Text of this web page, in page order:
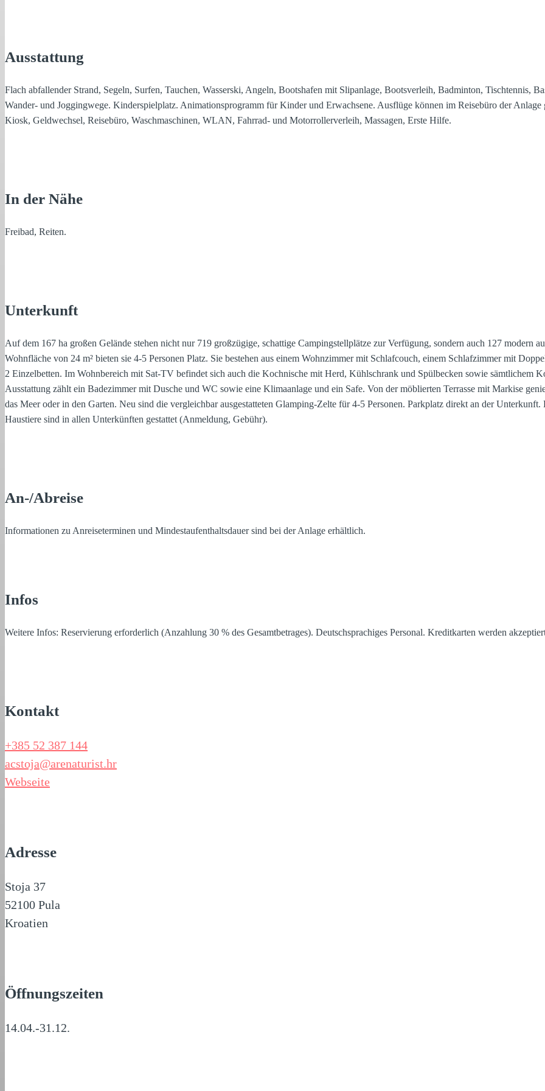
Ausstattung
Flach abfallender Strand, Segeln, Surfen, Tauchen, Wasserski, Angeln, Bootshafen mit Slipanlage, Bootsverleih, Badminton, Tischtennis,
Wander- und Joggingwege. Kinderspielplatz. Animationsprogramm für Kinder und Erwachsene. Ausflüge können im Reisebüro der
Kiosk, Geldwechsel, Reisebüro, Waschmaschinen, WLAN, Fahrrad- und Motorrollerverleih, Massagen, Erste Hilfe.
In der Nähe
Freibad, Reiten.
Unterkunft
Auf dem 167 ha großen Gelände stehen nicht nur 719 großzügige, schattige Campingstellplätze zur Verfügung, sondern auch 127 modern
Wohnfläche von 24 m² bieten sie 4-5 Personen Platz. Sie bestehen aus einem Wohnzimmer mit Schlafcouch, einem Schlafzimmer mit
2 Einzelbetten. Im Wohnbereich mit Sat-TV befindet sich auch die Kochnische mit Herd, Kühlschrank und Spülbecken sowie sämtlichem
Ausstattung zählt ein Badezimmer mit Dusche und WC sowie eine Klimaanlage und ein Safe. Von der möblierten Terrasse mit Markise
das Meer oder in den Garten. Neu sind die vergleichbar ausgestatteten Glamping-Zelte für 4-5 Personen. Parkplatz direkt an der
Haustiere sind in allen Unterkünften gestattet (Anmeldung, Gebühr).
An-/Abreise
Informationen zu Anreiseterminen und Mindestaufenthaltsdauer sind bei der Anlage erhältlich.
Infos
Weitere Infos: Reservierung erforderlich (Anzahlung 30 % des Gesamtbetrages). Deutschsprachiges Personal. Kreditkarten werden
Kontakt
+385 52 387 144
acstoja@arenaturist.hr
Webseite
Adresse
Stoja 37
52100 Pula
Kroatien
Öffnungszeiten
14.04.-31.12.